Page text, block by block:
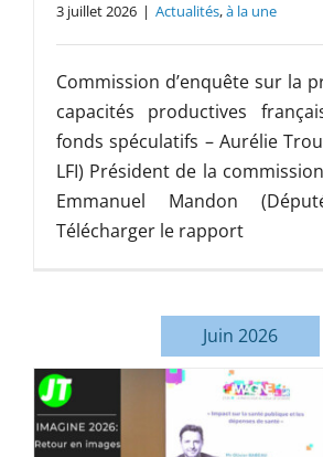
3 juillet 2026 | Actualités,à la une
Commission d’enquête sur la
capacités productives
fonds spéculatifs – Aurélie
LFI) Président de la
Emmanuel Mandon
Télécharger le rapport
Juin 2026